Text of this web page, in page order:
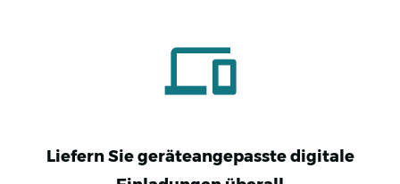
Liefern Sie geräteangepasste digitale